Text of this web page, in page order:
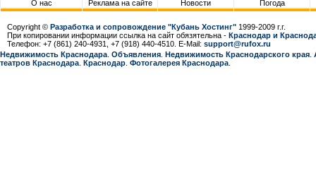
О нас Реклама на сайте Новости Погода
Copyright © Разработка и сопровождение "Кубань Хостинг" 1999-2009 г.г.
При копировании информации ссылка на сайт обязятельна - Краснодар и
Телефон: +7 (861) 240-4931, +7 (918) 440-4510. E-Mail: support@rufox.ru
Недвижимость Краснодара Объявления Недвижимость Краснодарcкого края
театров Краснодара Краснодар Фотогалерея Краснодара